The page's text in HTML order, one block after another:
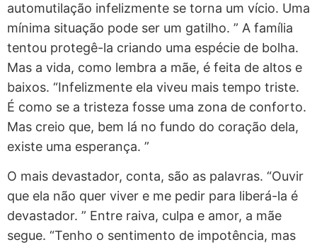
automutilação infelizmente se torna um vício. Uma
mínima situação pode ser um gatilho. ” A família
tentou protegê-la criando uma espécie de bolha.
Mas a vida, como lembra a mãe, é feita de altos e
baixos. “Infelizmente ela viveu mais tempo triste.
É como se a tristeza fosse uma zona de conforto.
Mas creio que, bem lá no fundo do coração dela,
existe uma esperança. ”
O mais devastador, conta, são as palavras. “Ouvir
que ela não quer viver e me pedir para liberá-la é
devastador. ” Entre raiva, culpa e amor, a mãe
segue. “Tenho o sentimento de impotência, mas